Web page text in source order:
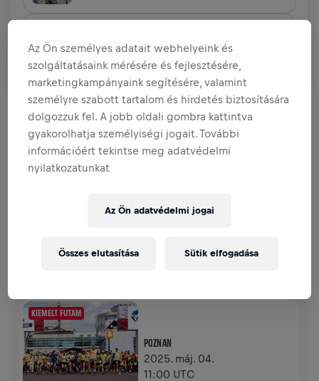
RED BULLS & FRIENDS
ADOMÁNYGYŰJTÉS ÁTTEKINTÉSE
0,00 USD GYŰLT ÖSSZE 0,00 USD A CÉLBÓL
ADOMÁNYGYŰJTÉS
gerincvelő‑kutatásra fordítják.
KIEMELT FUTAM
POZNAN
2025. máj. 04.
11:00 UTC
Az Ön személyes adatait webhelyeink és
szolgáltatásaink mérésére és fejlesztésére,
marketingkampányaink segítésére, valamint
személyre szabott tartalom és hirdetés biztosítására
dolgozzuk fel. A jobb oldali gombra kattintva
gyakorolhatja személyiségi jogait. További
információért tekintse meg adatvédelmi
nyilatkozatunkat
Az Ön adatvédelmi jogai
Összes elutasítása Sütik elfogadása